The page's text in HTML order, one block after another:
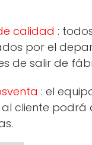
calidad :
por el
de salir de
: el
cliente podrá